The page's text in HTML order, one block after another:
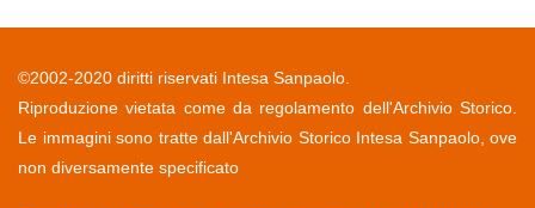
©2002-2020 diritti riservati Intesa Sanpaolo.
Riproduzione vietata come da regolamento dell'Archivio Storico.
Le immagini sono tratte dall'Archivio Storico Intesa Sanpaolo, ove
non diversamente specificato